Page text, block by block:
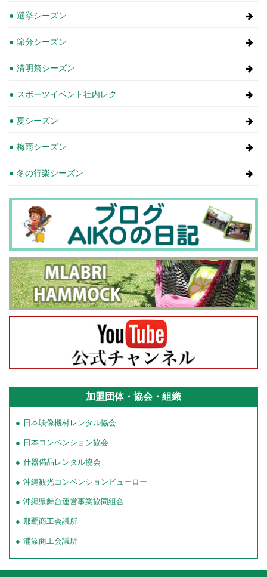
選挙シーズン
節分シーズン
清明祭シーズン
スポーツイベント社内レク
夏シーズン
梅雨シーズン
冬の行楽シーズン
加盟団体・協会・組織
日本映像機材レンタル協会
日本コンベンション協会
什器備品レンタル協会
沖縄観光コンベンションビューロー
沖縄県舞台運営事業協同組合
那覇商工会議所
浦添商工会議所